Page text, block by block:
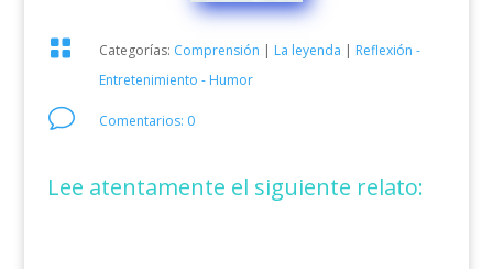
 Categorías: Comprensión | La leyenda | Reflexión -
Entretenimiento - Humor
v Comentarios: 0
Lee atentamente el siguiente relato: